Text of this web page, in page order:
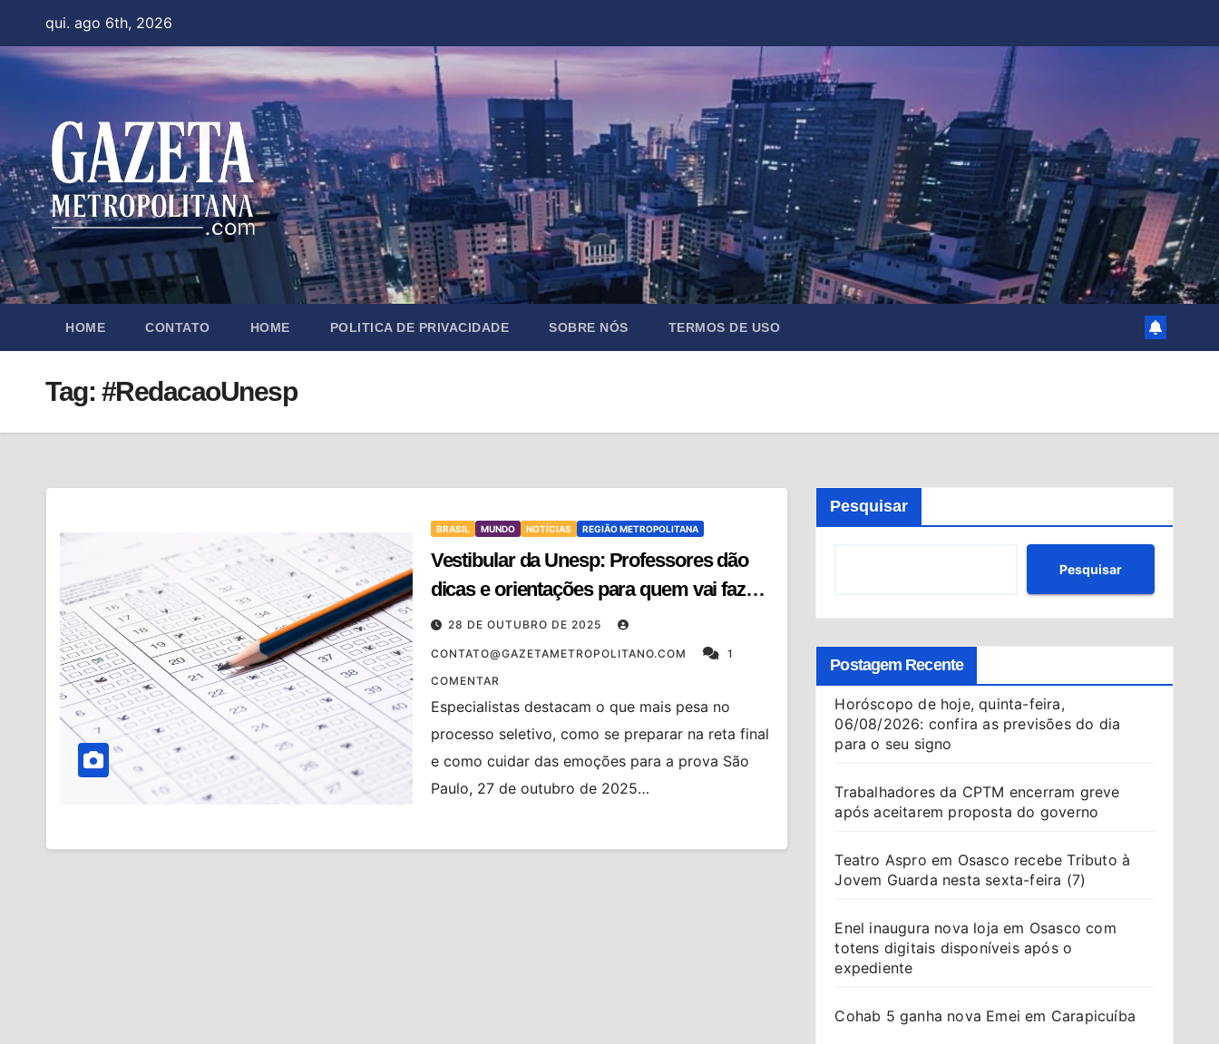
content
qui. ago 6th, 2026
HOME CONTATO HOME POLITICA DE PRIVACIDADE SOBRE NÓS TERMOS DE USO
Tag: #RedacaoUnesp
BRASIL MUNDO NOTÍCIAS REGIÃO METROPOLITANA
Vestibular da Unesp: Professores dão
dicas e orientações para quem vai fazer
a prova
28 DE OUTUBRO DE 2025
CONTATO@GAZETAMETROPOLITANO.COM
1
COMENTAR
Especialistas destacam o que mais pesa no
processo seletivo, como se preparar na reta final
e como cuidar das emoções para a prova São
Paulo, 27 de outubro de 2025…
Pesquisar
Pesquisar
Postagem Recente
Horóscopo de hoje, quinta-feira,
06/08/2026: confira as previsões do dia
para o seu signo
Trabalhadores da CPTM encerram greve
após aceitarem proposta do governo
Teatro Aspro em Osasco recebe Tributo à
Jovem Guarda nesta sexta-feira (7)
Enel inaugura nova loja em Osasco com
totens digitais disponíveis após o
expediente
Cohab 5 ganha nova Emei em Carapicuíba